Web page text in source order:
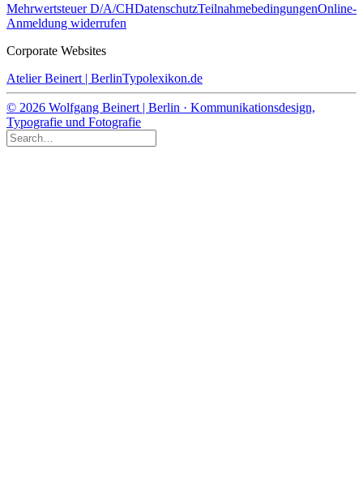
Mehrwertsteuer D/A/CHDatenschutzTeilnahmebedingungenOnline-
Anmeldung widerrufen
Corporate Websites
Atelier Beinert | BerlinTypolexikon.de
© 2026 Wolfgang Beinert | Berlin · Kommunikationsdesign,
Typografie und Fotografie